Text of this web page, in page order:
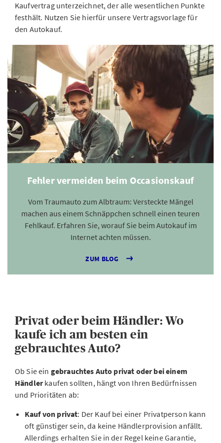
Kaufvertrag unterzeichnet, der alle wesentlichen Punkte
festhält. Nutzen Sie hierfür unsere Vertragsvorlage für
den Autokauf.
Fehler vermeiden beim Occasionskauf
Vom Traumauto zum Albtraum: Versteckte Mängel
machen aus einem Schnäppchen schnell einen teuren
Fehlkauf. Erfahren Sie, worauf Sie beim Autokauf im
Internet achten müssen.
ZUM BLOG
Privat oder beim Händler: Wo
kaufe ich am besten ein
gebrauchtes Auto?
Ob Sie ein gebrauchtes Auto privat oder bei einem
Händlerkaufen sollten, hängt von Ihren Bedürfnissen
und Prioritäten ab:
Kauf von privat: Der Kauf bei einer Privatperson kann
oft günstiger sein, da keine Händlerprovision anfällt.
Allerdings erhalten Sie in der Regel keine Garantie,